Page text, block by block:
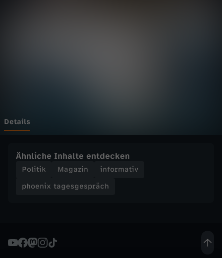
g
s
ä
Details
Ähnliche Inhalte entdecken
Politik Magazin
informativ
phoenix tagesgespräch